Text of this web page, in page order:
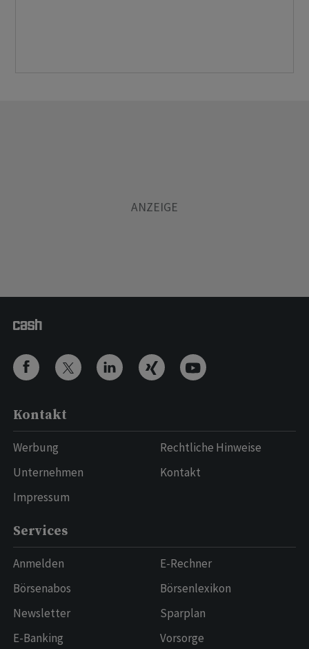
Kontakt
Werbung
Unternehmen
Impressum
Rechtliche Hinweise
Kontakt
Services
Anmelden
Börsenabos
Newsletter
E-Banking
E-Rechner
Börsenlexikon
Sparplan
Vorsorge